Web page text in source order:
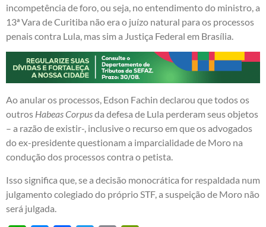
incompetência de foro, ou seja, no entendimento do ministro, a
13ª Vara de Curitiba não era o juízo natural para os processos
penais contra Lula, mas sim a Justiça Federal em Brasília.
Ao anular os processos, Edson Fachin declarou que todos os
outros Habeas Corpusda defesa de Lula perderam seus objetos
– a razão de existir-, inclusive o recurso em que os advogados
do ex-presidente questionam a imparcialidade de Moro na
condução dos processos contra o petista.
Isso significa que, se a decisão monocrática for respaldada num
julgamento colegiado do próprio STF, a suspeição de Moro não
será julgada.